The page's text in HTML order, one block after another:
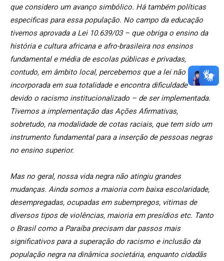
que considero um avanço simbólico. Há também políticas
especificas para essa população. No campo da educação
tivemos aprovada a Lei 10.639/03 – que obriga o ensino da
história e cultura africana e afro-brasileira nos ensinos
fundamental e média de escolas públicas e privadas,
contudo, em âmbito local, percebemos que a lei não foi
incorporada em sua totalidade e encontra dificuldade –
devido o racismo institucionalizado – de ser implementada.
Tivemos a implementação das Ações Afirmativas,
sobretudo, na modalidade de cotas raciais, que tem sido um
instrumento fundamental para a inserção de pessoas negras
no ensino superior.
Mas no geral, nossa vida negra não atingiu grandes
mudanças. Ainda somos a maioria com baixa escolaridade,
desempregadas, ocupadas em subempregos, vitimas de
diversos tipos de violências, maioria em presídios etc. Tanto
o Brasil como a Paraíba precisam dar passos mais
significativos para a superação do racismo e inclusão da
população negra na dinâmica societária, enquanto cidadãs